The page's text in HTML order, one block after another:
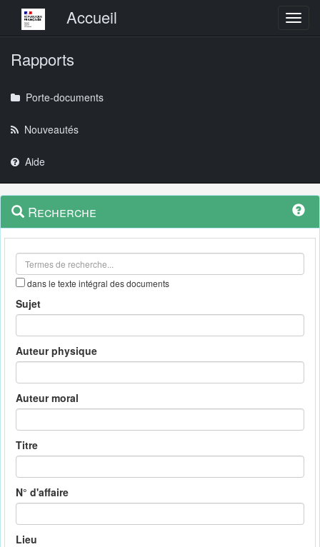
Menu principalAccueil
Rapports
Porte-documents
Nouveautés
Aide
Navigation
outils
Menu
contextuel
Recherche
dans le texte intégral des documents
Sujet
Auteur physique
Auteur moral
Titre
N° d'affaire
Lieu